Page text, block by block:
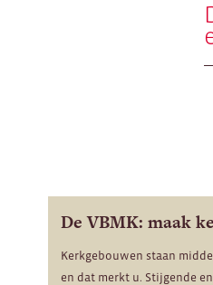
De VBMK: maak
Kerkgebouwen staan
en dat merkt u. Stijgende